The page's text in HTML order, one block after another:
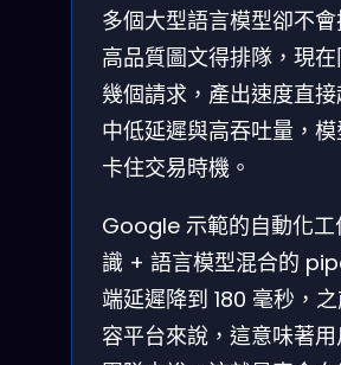
多個大型語言模型卻不
高品質圖文得排隊，現
幾個請求，產出速度直
中低延遲與高吞吐量，
卡住交易時機。
Google 示範的自動化
識 + 語言模型混合的
端延遲降到 180 毫秒，
容平台來說，這意味著